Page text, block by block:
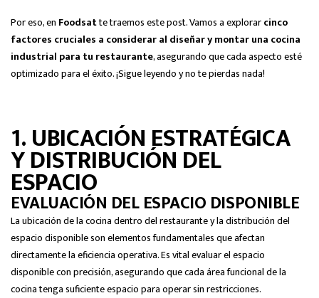
Por eso, en Foodsatte traemos este post. Vamos a explorarcinco
factores cruciales a considerar al diseñar y montar una cocina
industrial para tu restaurante, asegurando que cada aspecto esté
optimizado para el éxito. ¡Sigue leyendo y no te pierdas nada!
1. UBICACIÓN ESTRATÉGICA
Y DISTRIBUCIÓN DEL
ESPACIO
EVALUACIÓN DEL ESPACIO DISPONIBLE
La ubicación de la cocina dentro del restaurante y la distribución del
espacio disponible son elementos fundamentales que afectan
directamente la eficiencia operativa. Es vital evaluar el espacio
disponible con precisión, asegurando que cada área funcional de la
cocina tenga suficiente espacio para operar sin restricciones.